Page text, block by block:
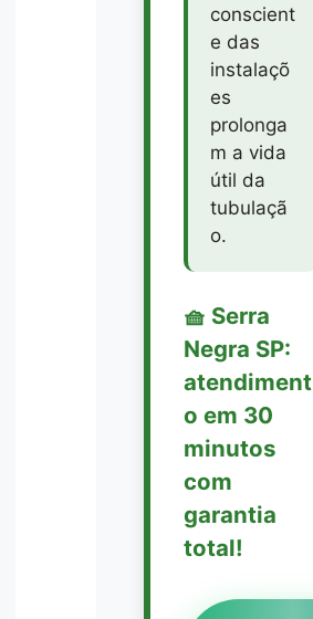
conscient
e das
instalaçõ
es
prolonga
m a vida
útil da
tubulaçã
o.
🧺 Serra
Negra SP:
atendiment
o em 30
minutos
com
garantia
total!